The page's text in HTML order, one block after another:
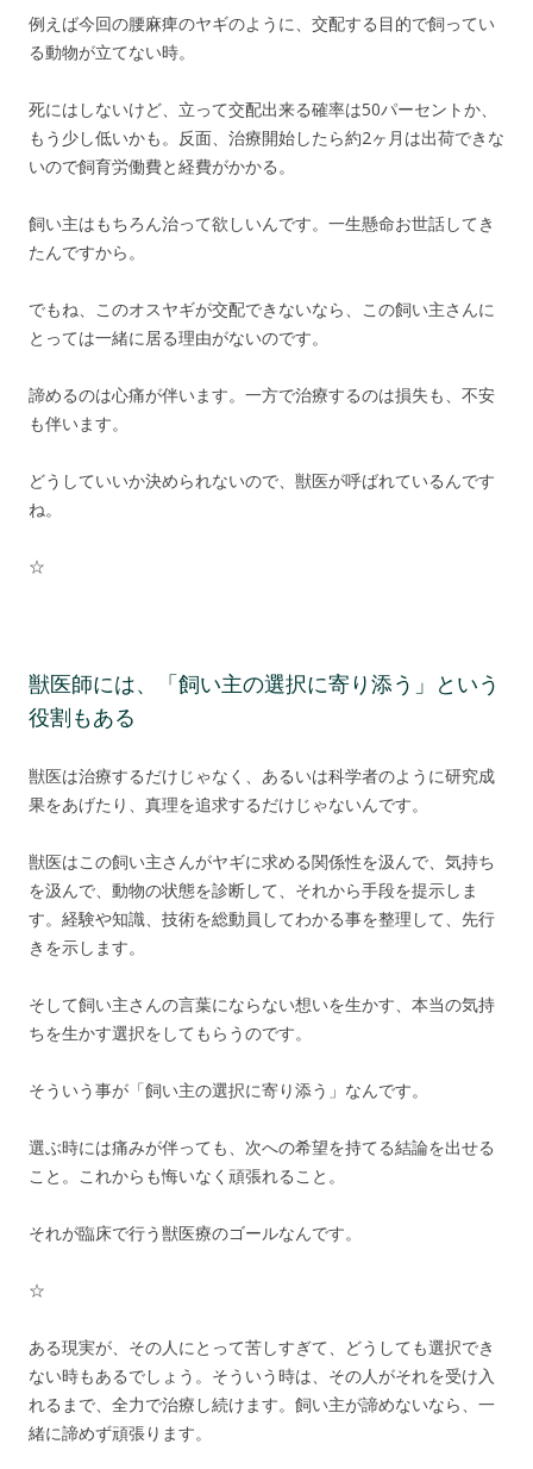
例えば今回の腰麻痺のヤギのように、交配する目的で飼ってい
る動物が立てない時。
死にはしないけど、立って交配出来る確率は50パーセントか、
もう少し低いかも。反面、治療開始したら約2ヶ月は出荷できな
いので飼育労働費と経費がかかる。
飼い主はもちろん治って欲しいんです。一生懸命お世話してき
たんですから。
でもね、このオスヤギが交配できないなら、この飼い主さんに
とっては一緒に居る理由がないのです。
諦めるのは心痛が伴います。一方で治療するのは損失も、不安
も伴います。
どうしていいか決められないので、獣医が呼ばれているんです
ね。
☆
獣医師には、「飼い主の選択に寄り添う」という
役割もある
獣医は治療するだけじゃなく、あるいは科学者のように研究成
果をあげたり、真理を追求するだけじゃないんです。
獣医はこの飼い主さんがヤギに求める関係性を汲んで、気持ち
を汲んで、動物の状態を診断して、それから手段を提示しま
す。経験や知識、技術を総動員してわかる事を整理して、先行
きを示します。
そして飼い主さんの言葉にならない想いを生かす、本当の気持
ちを生かす選択をしてもらうのです。
そういう事が「飼い主の選択に寄り添う」なんです。
選ぶ時には痛みが伴っても、次への希望を持てる結論を出せる
こと。これからも悔いなく頑張れること。
それが臨床で行う獣医療のゴールなんです。
☆
ある現実が、その人にとって苦しすぎて、どうしても選択でき
ない時もあるでしょう。そういう時は、その人がそれを受け入
れるまで、全力で治療し続けます。飼い主が諦めないなら、一
緒に諦めず頑張ります。